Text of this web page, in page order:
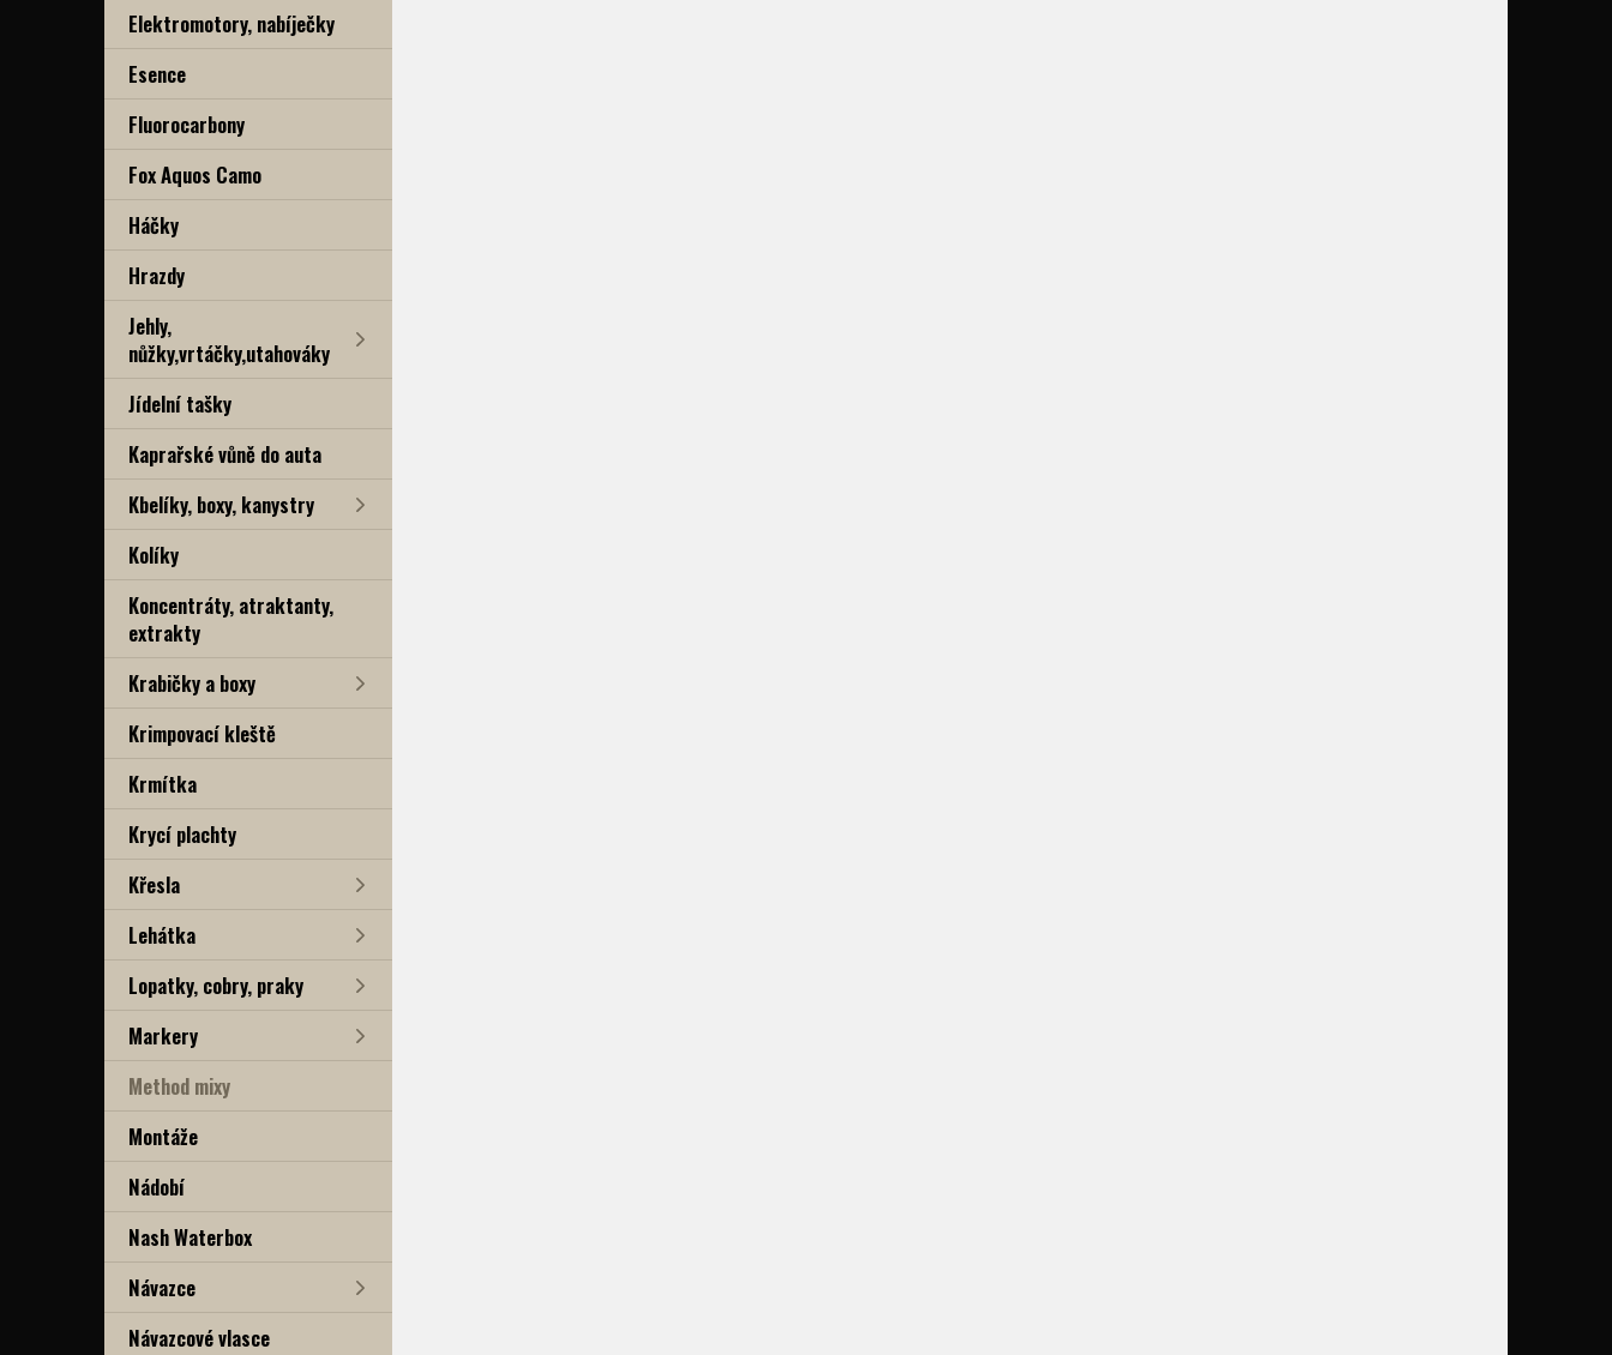
Elektromotory, nabíječky
Esence
Fluorocarbony
Fox Aquos Camo
Háčky
Hrazdy
Jehly,
nůžky,vrtáčky,utahováky
Jídelní tašky
Kaprařské vůně do auta
Kbelíky, boxy, kanystry
Kolíky
Koncentráty, atraktanty,
extrakty
Krabičky a boxy
Krimpovací kleště
Krmítka
Krycí plachty
Křesla
Lehátka
Lopatky, cobry, praky
Markery
Method mixy
Montáže
Nádobí
Nash Waterbox
Návazce
Návazcové vlasce